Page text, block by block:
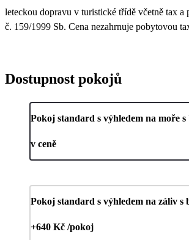
leteckou dopravu v turistické třídě včetně tax
č. 159/1999 Sb. Cena nezahrnuje pobytovou
Dostupnost pokojů
Pokoj standard s výhledem na moře s
v ceně
Pokoj standard s výhledem na záliv s
+640 Kč /pokoj